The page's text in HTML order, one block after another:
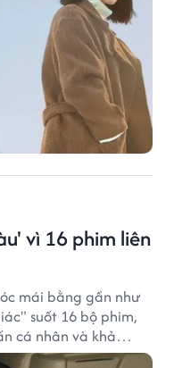
vì 16 phim liên
mái bằng gần như
suốt 16 bộ phim,
cá nhân và khả